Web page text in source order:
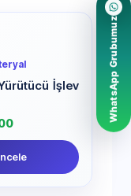
İşlev
WhatsApp Grubumuz